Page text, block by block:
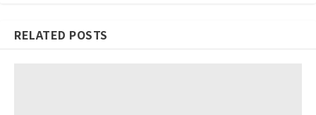
RELATED POSTS